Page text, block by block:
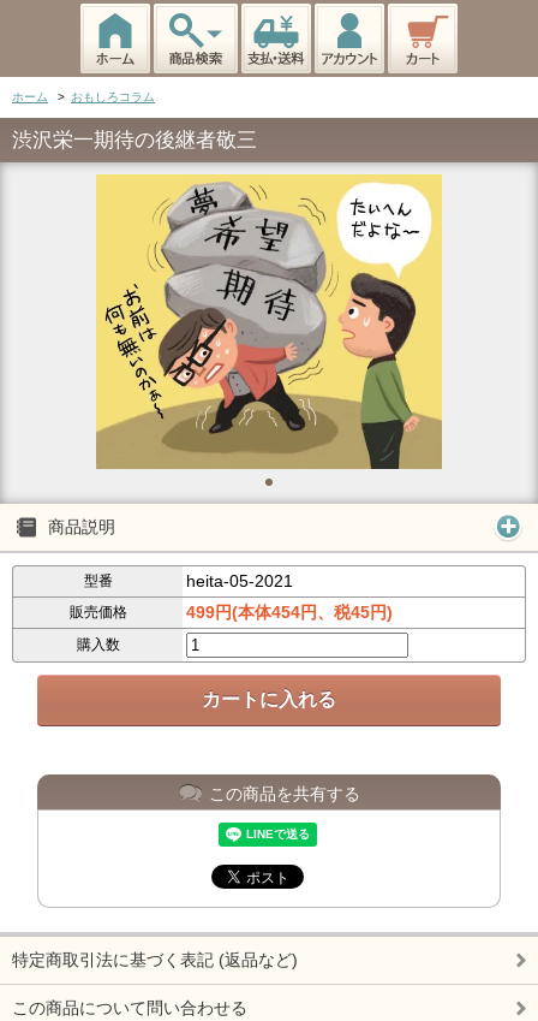
ホーム > おもしろコラム
渋沢栄一期待の後継者敬三
商品説明
型番 heita-05-2021
販売価格 499円(本体454円、税45円)
購入数
この商品を共有する
特定商取引法に基づく表記 (返品など)
この商品について問い合わせる